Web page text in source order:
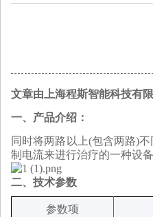
文章由上海程斯智能科技有
一、产品介绍：
同时将两路以上(包含两路)
制电流来进行治疗的一种设备
二、 技术参数
参数项